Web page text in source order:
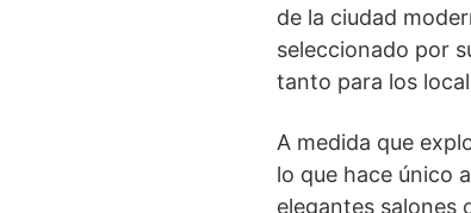
de la ciudad
seleccionado por
tanto para los
A medida que
lo que hace único
elegantes salones